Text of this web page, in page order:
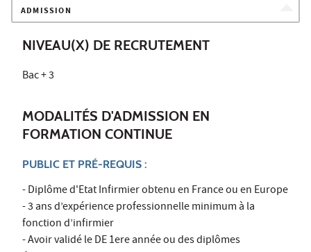
ADMISSION
NIVEAU(X) DE RECRUTEMENT
Bac + 3
MODALITÉS D'ADMISSION EN
FORMATION CONTINUE
PUBLIC ET PRÉ-REQUIS :
- Diplôme d'Etat Infirmier obtenu en France ou en Europe
- 3 ans d’expérience professionnelle minimum à la
fonction d’infirmier
- Avoir validé le DE 1ere année ou des diplômes